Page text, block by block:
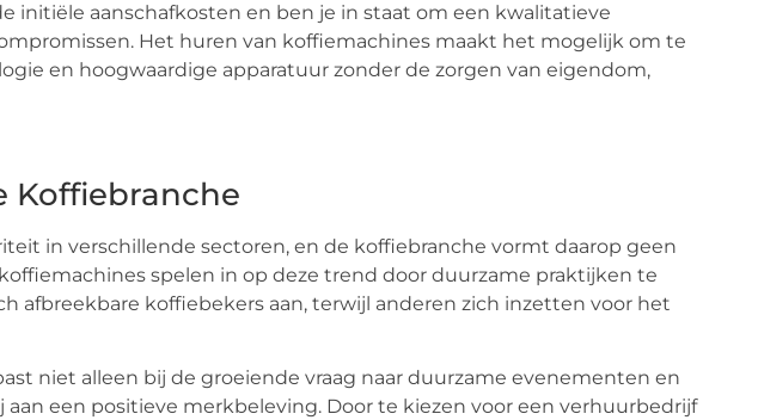
initiële aanschafkosten en ben je in staat om een kwalitatieve
Het huren van koffiemachines maakt het mogelijk om te
en hoogwaardige apparatuur zonder de zorgen van eigendom,
Koffiebranche
in verschillende sectoren, en de koffiebranche vormt daarop geen
spelen in op deze trend door duurzame praktijken te
afbreekbare koffiebekers aan, terwijl anderen zich inzetten voor het
niet alleen bij de groeiende vraag naar duurzame evenementen en
aan een positieve merkbeleving. Door te kiezen voor een verhuurbedrijf